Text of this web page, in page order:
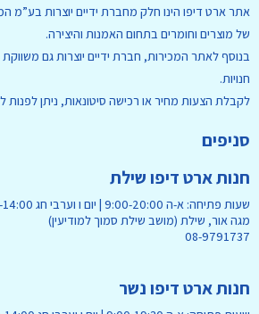
אתר ארט דיפו הינו חלק מחברת ידיים יוצרות בע”מ
של מוצרים וחומרים בתחום האמנות והיצירה.
בנוסף לאתר המכירות, חברת ידיים יוצרות גם
חנויות.
לקבלת הצעות מחיר או רכישה סיטונאות, ניתן לפנות
סניפים
חנות ארט דיפו שילת
שעות פתיחה: א-ה 9:00-20:00 | יום ו וערבי חג 9:00-14:00
מגה אור, שילת (מושב שילת סמוך למודיעין)
08-9791737
חנות ארט דיפו נשר